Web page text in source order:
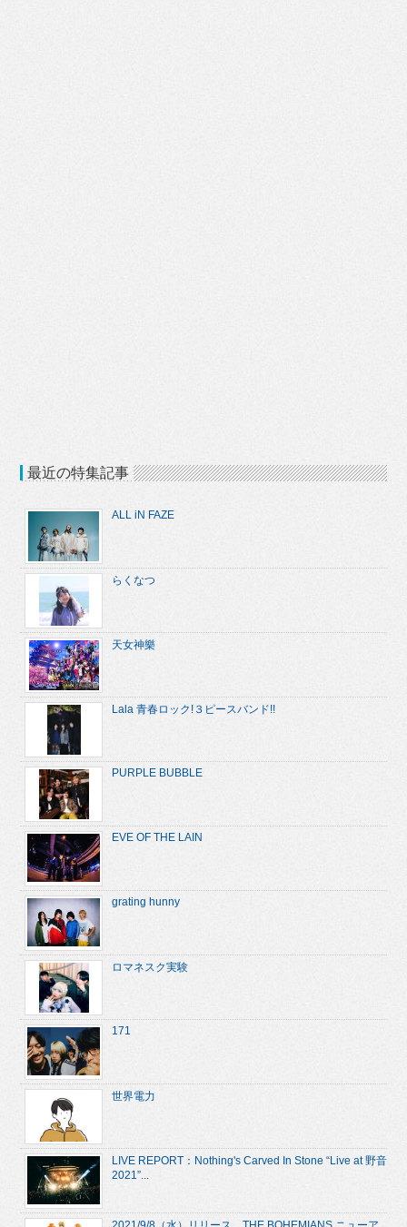
最近の特集記事
ALL iN FAZE
らくなつ
天女神樂
Lala 青春ロック!３ピースバンド!!
PURPLE BUBBLE
EVE OF THE LAIN
grating hunny
ロマネスク実験
171
世界電力
LIVE REPORT：Nothing's Carved In Stone “Live at 野音
2021”...